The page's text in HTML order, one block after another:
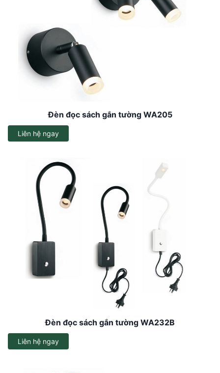
Đèn đọc sách gắn tường WA205
Liên hệ ngay
Đèn đọc sách gắn tường WA232B
Liên hệ ngay